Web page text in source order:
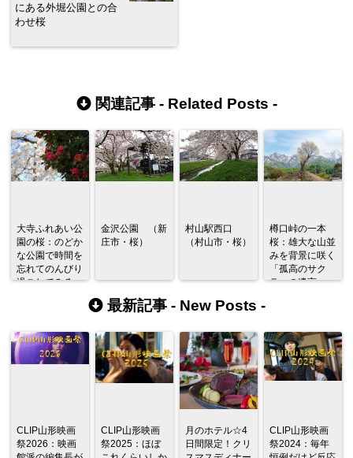
にある外堀公園との合
わせ桜
関連記事 - Related Posts -
大寺ふれあい公
園の桜：のどか
な公園で時間を
忘れてのんびり
過ごしてみる
金沢公園 （新
庄市・桜）
村山駅西口
（村山市・桜）
樽口峠の一本
桜：雄大な山並
みを背景に咲く
「孤高のサク
ラ」の遺言
最新記事 - New Posts -
CLIP山形映画
祭2026：映画
CLIP山形映画
祭2025：ほぼ
月のホテル☆4
日間限定！クリ
CLIP山形映画
祭2024：毎年